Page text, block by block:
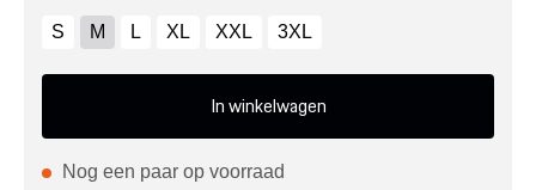
S
M L XL XXL 3XL
In winkelwagen
Nog een paar op voorraad